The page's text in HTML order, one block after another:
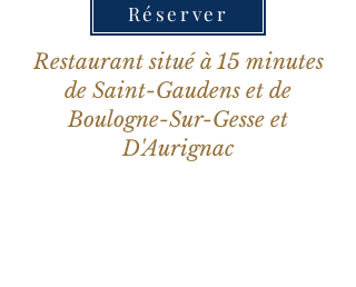
Réserver
Restaurant situé à 15 minutes
de Saint-Gaudens et de
Boulogne-Sur-Gesse et
D'Aurignac